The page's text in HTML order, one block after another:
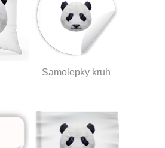
Samolepky kruh